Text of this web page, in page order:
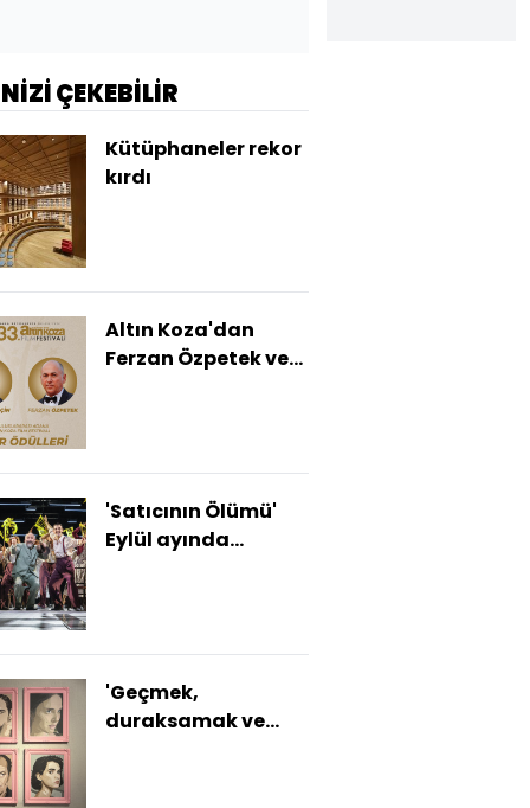
ÇEKEBİLİR
Kütüphaneler rekor
kırdı
Altın Koza'dan
Ferzan Özpetek ve
'Satıcının Ölümü'
Eylül ayında
'Geçmek,
duraksamak ve